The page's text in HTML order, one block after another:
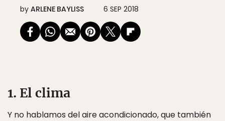
by ARLENE BAYLISS 6 SEP 2018
1. El clima
Y no hablamos del aire acondicionado, que también